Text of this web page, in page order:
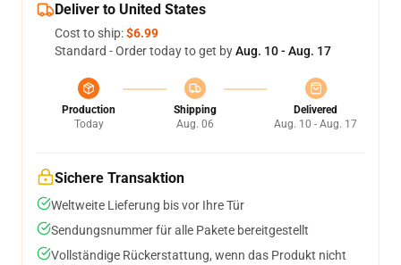
Deliver to United States
Cost to ship:$6.99
Standard - Order today to get byAug. 10 - Aug. 17
Production
Today
Shipping
Aug. 06
Delivered
Aug. 10 - Aug. 17
Sichere Transaktion
Weltweite Lieferung bis vor Ihre Tür
Sendungsnummer für alle Pakete bereitgestellt
Vollständige Rückerstattung, wenn das Produkt nicht